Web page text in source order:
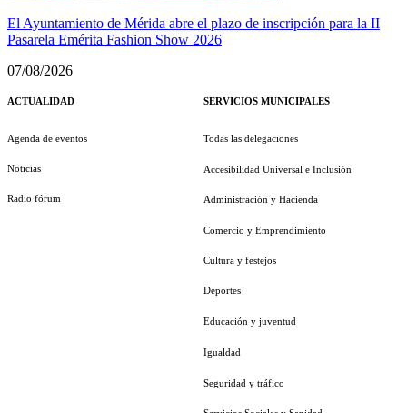
El Ayuntamiento de Mérida abre el plazo de inscripción para la II
Pasarela Emérita Fashion Show 2026
07/08/2026
ACTUALIDAD
Agenda de eventos
Noticias
Radio fórum
SERVICIOS MUNICIPALES
Todas las delegaciones
Accesibilidad Universal e Inclusión
Administración y Hacienda
Comercio y Emprendimiento
Cultura y festejos
Deportes
Educación y juventud
Igualdad
Seguridad y tráfico